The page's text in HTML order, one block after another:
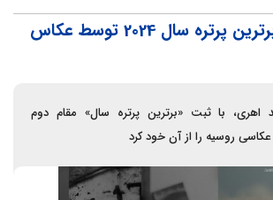
کسب رتبه دوم برترین پرتره سال 2024 توسط عکاس
اهری، با ثبت «برترین پرتره سال» مقام دوم
روسیه را از آن خود کرد